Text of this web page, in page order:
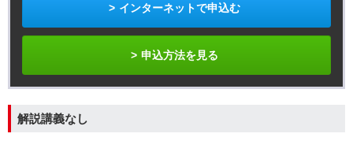
インターネットで申込む
申込方法を見る
解説講義なし